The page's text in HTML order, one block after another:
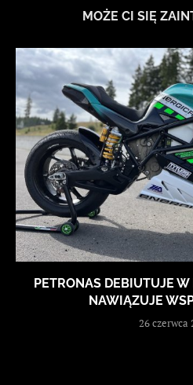
MOŻE CI SIĘ
PETRONAS DEBIUTUJE
NAWIĄZUJE
26 czerwca